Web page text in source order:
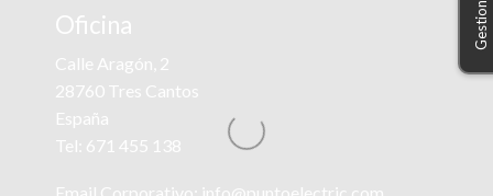
Oficina
Calle Aragón, 2
28760 Tres Cantos
España
Tel: 671 455 138